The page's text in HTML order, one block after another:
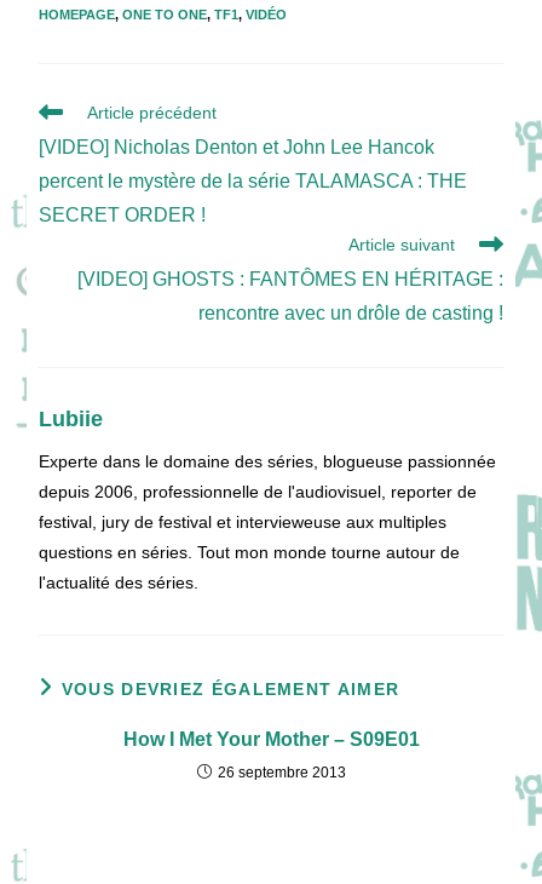
HOMEPAGE, ONE TO ONE, TF1, VIDÉO
Read
articles
Article précédent
[VIDEO] Nicholas Denton et John Lee Hancok
percent le mystère de la série TALAMASCA : THE
SECRET ORDER !
Article suivant
[VIDEO] GHOSTS : FANTÔMES EN HÉRITAGE :
rencontre avec un drôle de casting !
Lubiie
Experte dans le domaine des séries, blogueuse passionnée
depuis 2006, professionnelle de l'audiovisuel, reporter de
festival, jury de festival et intervieweuse aux multiples
questions en séries. Tout mon monde tourne autour de
l'actualité des séries.
VOUS DEVRIEZ ÉGALEMENT AIMER
How I Met Your Mother – S09E01
26 septembre 2013